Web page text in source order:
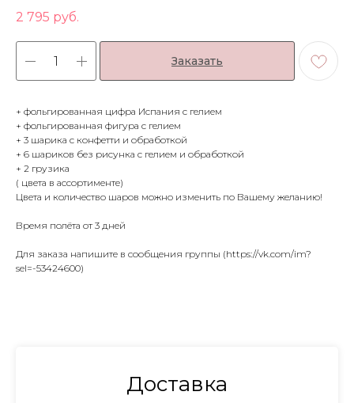
2 795 руб.
Заказать
+ фольгированная цифра Испания с гелием
+ фольгированная фигура с гелием
+ 3 шарика с конфетти и обработкой
+ 6 шариков без рисунка с гелием и обработкой
+ 2 грузика
( цвета в ассортименте)
Цвета и количество шаров можно изменить по Вашему желанию!
Время полёта от 3 дней
Для заказа напишите в сообщения группы (https://vk.com/im?
sel=-53424600)
Доставка